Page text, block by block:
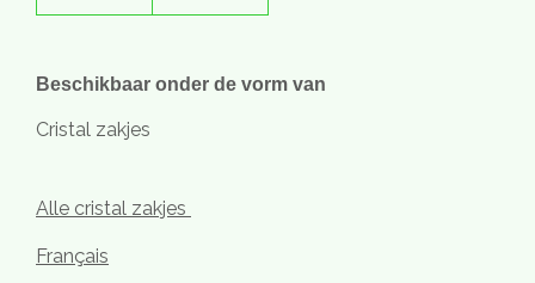
Beschikbaar onder de vorm van
Cristal zakjes
Alle cristal zakjes
Français